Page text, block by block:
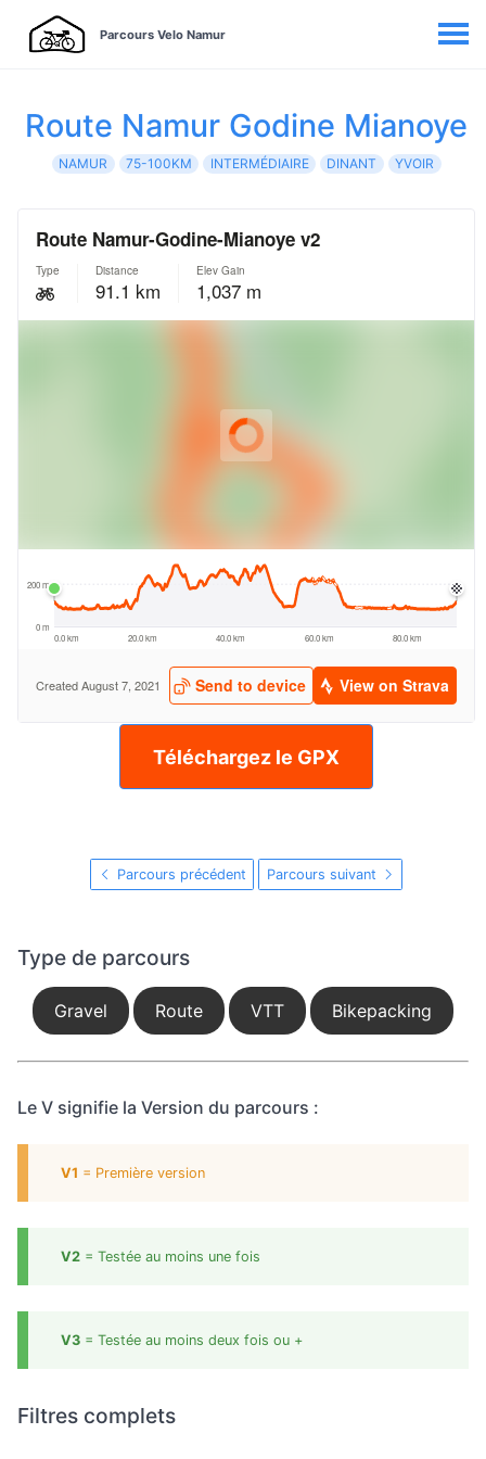
Parcours Velo Namur
Route Namur Godine Mianoye
NAMUR 75-100KM INTERMÉDIAIRE DINANT YVOIR
Téléchargez le GPX
Parcours précédent Parcours suivant
Type de parcours
Gravel Route VTT Bikepacking
Le V signifie la Version du parcours :
V1 = Première version
V2 = Testée au moins une fois
V3 = Testée au moins deux fois ou +
Filtres complets